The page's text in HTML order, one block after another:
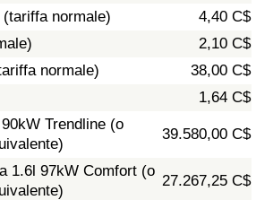
normale)
4,40 C$
2,10 C$
normale)
38,00 C$
1,64 C$
Trendline (o
39.580,00 C$
1.6l 97kW Comfort (o
27.267,25 C$